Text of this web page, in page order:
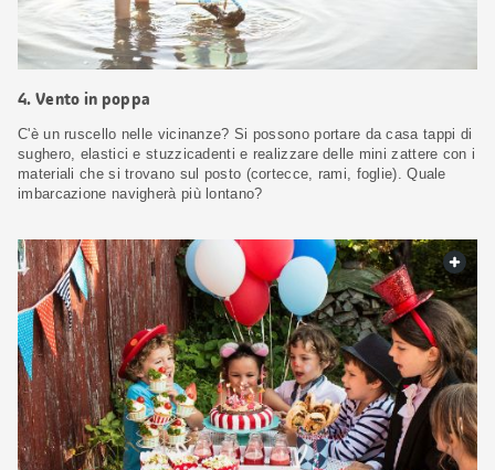
4. Vento in poppa
C'è un ruscello nelle vicinanze? Si possono portare da casa tappi di
sughero, elastici e stuzzicadenti e realizzare delle mini zattere con i
materiali che si trovano sul posto (cortecce, rami, foglie). Quale
imbarcazione navigherà più lontano?